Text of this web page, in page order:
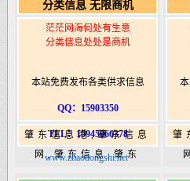
港
港
分类信息 无限商机
茫茫网海何处有生意
分类信息处处是商机
本站免费发布各类供求信息
QQ：15903350
TEL：15945066378
肇东信息港,肇东信息
网,肇东信息,肇东
www.zhaodongshi.net
肇